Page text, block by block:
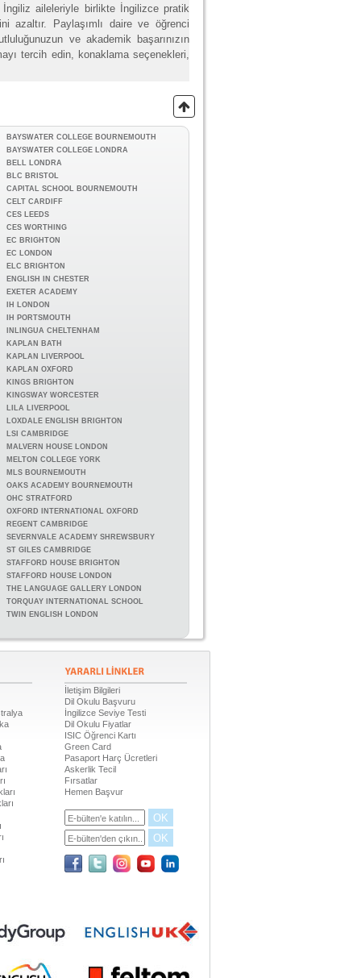
aileleriyle birlikte İngilizce pratik
azaltır. Paylaşımlı daire ve öğrenci
ve akademik başarınızın
tercih edin, konaklama seçenekleri,
BAYSWATER COLLEGE BOURNEMOUTH
BAYSWATER COLLEGE LONDRA
BELL LONDRA
BLC BRISTOL
CAPITAL SCHOOL BOURNEMOUTH
CELT CARDIFF
CES LEEDS
CES WORTHING
EC BRIGHTON
EC LONDON
ELC BRIGHTON
ENGLISH IN CHESTER
EXETER ACADEMY
IH LONDON
IH PORTSMOUTH
INLINGUA CHELTENHAM
KAPLAN BATH
KAPLAN LIVERPOOL
KAPLAN OXFORD
KINGS BRIGHTON
KINGSWAY WORCESTER
LILA LIVERPOOL
LOXDALE ENGLISH BRIGHTON
LSI CAMBRIDGE
MALVERN HOUSE LONDON
MELTON COLLEGE YORK
MLS BOURNEMOUTH
OAKS ACADEMY BOURNEMOUTH
OHC STRATFORD
OXFORD INTERNATIONAL OXFORD
REGENT CAMBRIDGE
SEVERNVALE ACADEMY SHREWSBURY
ST GILES CAMBRIDGE
STAFFORD HOUSE BRIGHTON
STAFFORD HOUSE LONDON
THE LANGUAGE GALLERY LONDON
TORQUAY INTERNATIONAL SCHOOL
TWIN ENGLISH LONDON
İletişim Bilgileri
Dil Okulu Başvuru
İngilizce Seviye Testi
Dil Okulu Fiyatlar
ISIC Öğrenci Kartı
Green Card
Pasaport Harç Ücretleri
Askerlik Tecil
Fırsatlar
Hemen Başvur
OK
OK